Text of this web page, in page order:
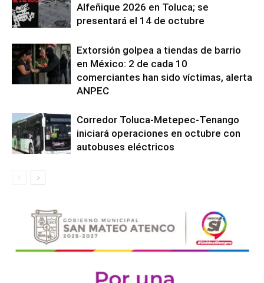
Alfeñique 2026 en Toluca; se
presentará el 14 de octubre
Extorsión golpea a tiendas de barrio
en México: 2 de cada 10
comerciantes han sido víctimas, alerta
ANPEC
Corredor Toluca-Metepec-Tenango
iniciará operaciones en octubre con
autobuses eléctricos